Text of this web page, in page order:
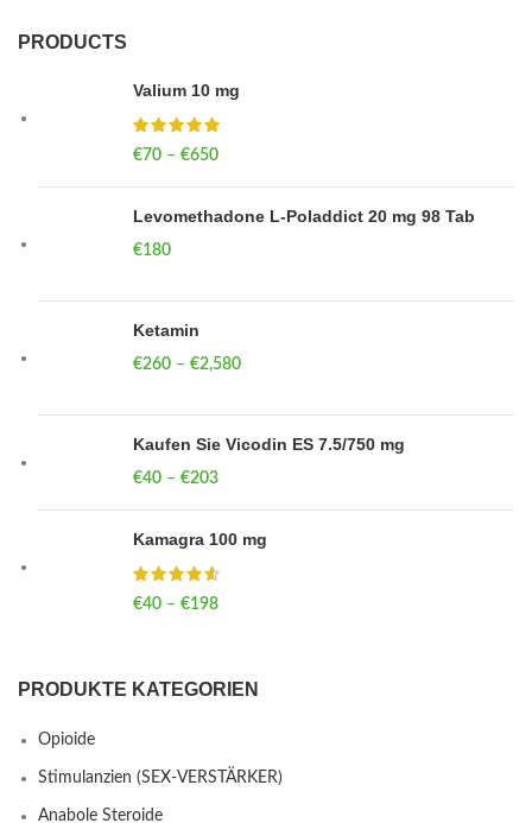
PRODUCTS
Valium 10 mg
€70 – €650
Levomethadone L-Poladdict 20 mg 98 Tab
€180
Ketamin
€260 – €2,580
Kaufen Sie Vicodin ES 7.5/750 mg
€40 – €203
Kamagra 100 mg
€40 – €198
PRODUKTE KATEGORIEN
Opioide
Stimulanzien (SEX-VERSTÄRKER)
Anabole Steroide